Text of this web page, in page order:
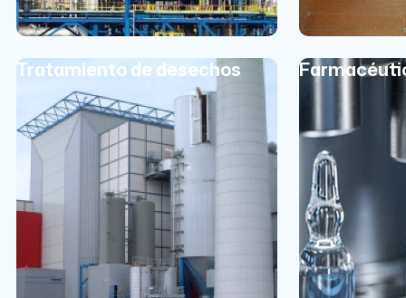
Tratamiento de desechos